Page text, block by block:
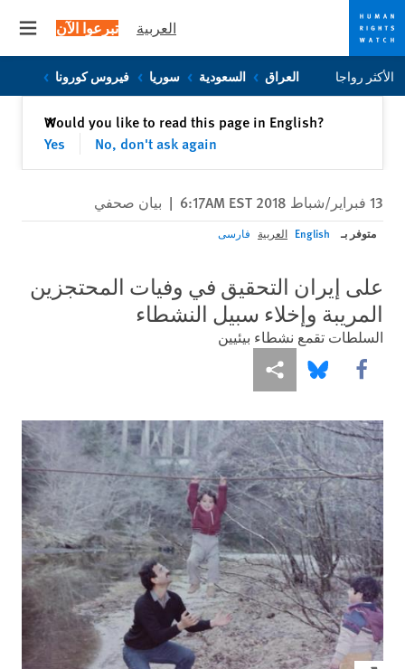
Skip
to
Skip
to
العربية تبرعوا الآن
الأكثر رواجا العراق السعودية سوريا فيروس كورونا
Would you like to read this page in English?
Yes
No, don't ask again
✕إغلاق
13 فبراير/شباط 2018 6:17AM EST | بيان صحفي
متوفر بـ English العربية فارسی
على إيران التحقيق في وفيات المحتجزين
المريبة وإخلاء سبيل النشطاء
السلطات تقمع نشطاء بيئيين
Share this via Facebook
Share this via Bluesky
Share this via مشاركة